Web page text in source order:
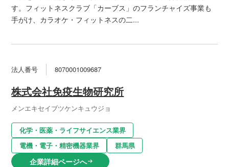
す。フィットネスクラブ「カーブス」のフランチャイズ事業も
手がけ、カラオケ・フィットネスの二...
法人番号 8070001009687
株式会社免疫生物研究所
メンエキセイブツケンキュウジョ
化学・医薬・ライフサイエンス業界
電機・電子・精密機器業界
群馬県
企業詳細ページへarrow_right_alt